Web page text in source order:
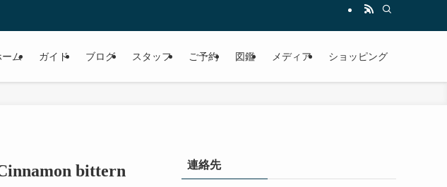
ーム ガイド ブログ スタッフ ご予約 図鑑 メディア ショッピング
bittern 連絡先